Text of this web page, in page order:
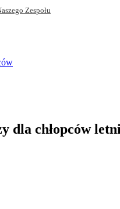
Zespołu
dla chłopców